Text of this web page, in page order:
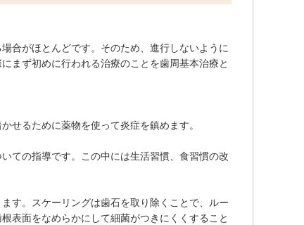
合がほとんどです。そのため、進行しないように
まず初めに行われる治療のことを歯周基本治療と
せるために薬物を使って炎症を鎮めます。
ての指導です。この中には生活習慣、食習慣の改
す。スケーリングは歯石を取り除くことで、ルー
表面をなめらかにして細菌がつきにくくすること